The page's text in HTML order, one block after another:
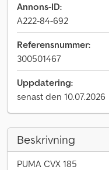
Annons-ID:
A222-84-692
Referensnummer:
300501467
Uppdatering:
senast den 10.07.2026
Beskrivning
PUMA CVX 185